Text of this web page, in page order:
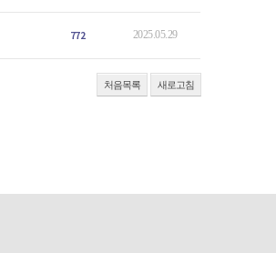
772 2025.05.29
처음목록 새로고침